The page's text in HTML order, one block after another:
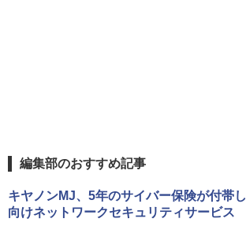
編集部のおすすめ記事
キヤノンMJ、5年のサイバー保険が付帯
向けネットワークセキュリティサービス